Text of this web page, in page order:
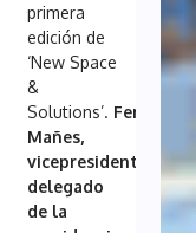
primera
edición de
‘New Space
&
Solutions’. Fernando
Mañes,
vicepresidente
delegado
de la